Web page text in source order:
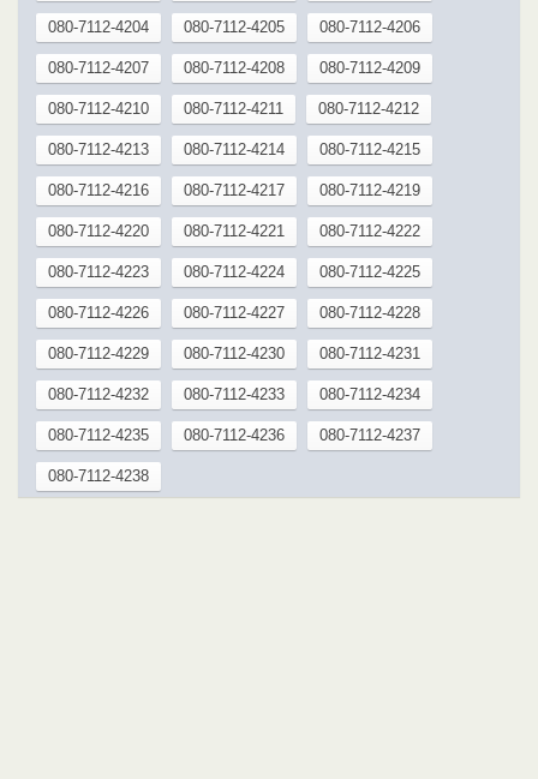
080-7112-4204 080-7112-4205 080-7112-4206
080-7112-4207 080-7112-4208 080-7112-4209
080-7112-4210 080-7112-4211 080-7112-4212
080-7112-4213 080-7112-4214 080-7112-4215
080-7112-4216 080-7112-4217 080-7112-4219
080-7112-4220 080-7112-4221 080-7112-4222
080-7112-4223 080-7112-4224 080-7112-4225
080-7112-4226 080-7112-4227 080-7112-4228
080-7112-4229 080-7112-4230 080-7112-4231
080-7112-4232 080-7112-4233 080-7112-4234
080-7112-4235 080-7112-4236 080-7112-4237
080-7112-4238